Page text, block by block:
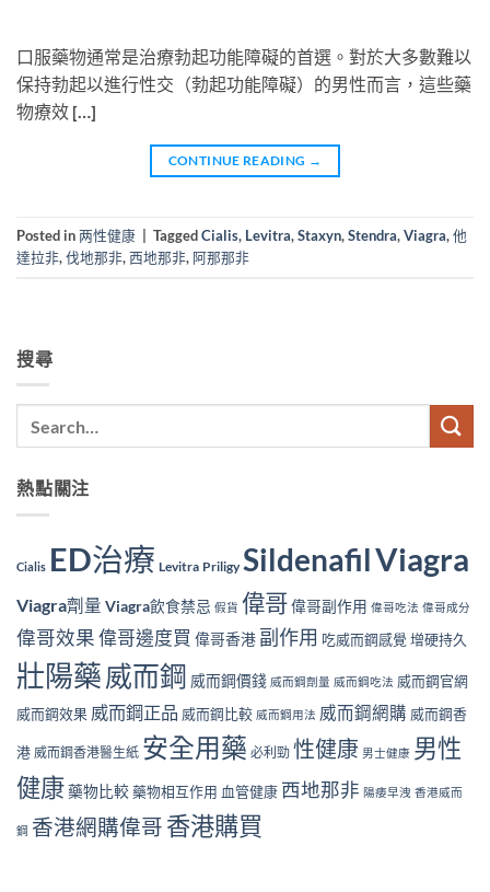
口服藥物通常是治療勃起功能障礙的首選。對於大多數難以
保持勃起以進行性交（勃起功能障礙）的男性而言，這些藥
物療效 […]
CONTINUE READING →
Posted in两性健康 TaggedCialis, Levitra,Staxyn,Stendra,Viagra,他
達拉非,伐地那非,西地那非, 阿那那非
搜尋
熱點關注
Cialis ED治療 Levitra Priligy SildenafilViagra
Viagra劑量 Viagra飲食禁忌 假貨 偉哥偉哥副作用 偉哥吃法 偉哥成分
偉哥效果偉哥邊度買 偉哥香港 副作用 吃威而鋼感覺 增硬持久
壯陽藥 威而鋼 威而鋼價錢 威而鋼劑量 威而鋼吃法 威而鋼官網
威而鋼效果 威而鋼正品 威而鋼比較 威而鋼用法 威而鋼網購 威而鋼香
港 威而鋼香港醫生紙 安全用藥 必利勁 性健康 男士健康 男性
健康藥物比較藥物相互作用 血管健康 西地那非 陽痿早洩 香港威而
鋼 香港網購偉哥 香港購買